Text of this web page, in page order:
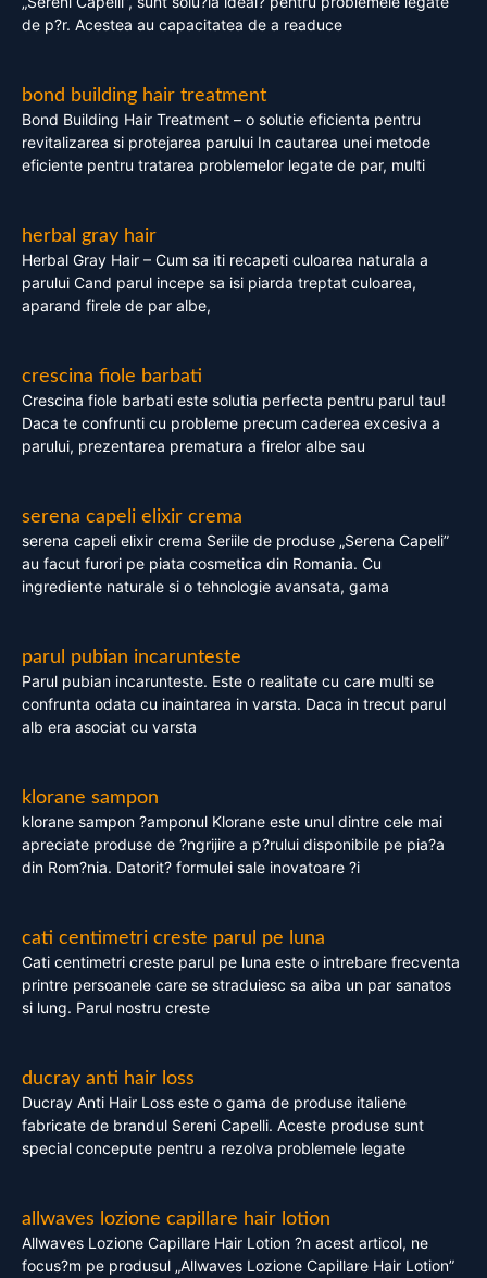
de p?r. Acestea au capacitatea de a readuce
bond building hair treatment
Bond Building Hair Treatment – o solutie eficienta pentru
revitalizarea si protejarea parului In cautarea unei metode
eficiente pentru tratarea problemelor legate de par, multi
herbal gray hair
Herbal Gray Hair – Cum sa iti recapeti culoarea naturala a
parului Cand parul incepe sa isi piarda treptat culoarea,
aparand firele de par albe,
crescina fiole barbati
Crescina fiole barbati este solutia perfecta pentru parul tau!
Daca te confrunti cu probleme precum caderea excesiva a
parului, prezentarea prematura a firelor albe sau
serena capeli elixir crema
serena capeli elixir crema Seriile de produse „Serena Capeli”
au facut furori pe piata cosmetica din Romania. Cu
ingrediente naturale si o tehnologie avansata, gama
parul pubian incarunteste
Parul pubian incarunteste. Este o realitate cu care multi se
confrunta odata cu inaintarea in varsta. Daca in trecut parul
alb era asociat cu varsta
klorane sampon
klorane sampon ?amponul Klorane este unul dintre cele mai
apreciate produse de ?ngrijire a p?rului disponibile pe pia?a
din Rom?nia. Datorit? formulei sale inovatoare ?i
cati centimetri creste parul pe luna
Cati centimetri creste parul pe luna este o intrebare frecventa
printre persoanele care se straduiesc sa aiba un par sanatos
si lung. Parul nostru creste
ducray anti hair loss
Ducray Anti Hair Loss este o gama de produse italiene
fabricate de brandul Sereni Capelli. Aceste produse sunt
special concepute pentru a rezolva problemele legate
allwaves lozione capillare hair lotion
Allwaves Lozione Capillare Hair Lotion ?n acest articol, ne
focus?m pe produsul „Allwaves Lozione Capillare Hair Lotion”